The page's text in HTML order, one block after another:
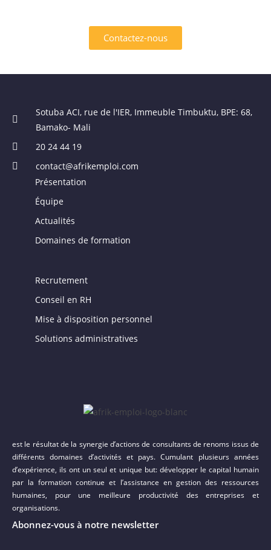
Contactez-nous
Sotuba ACI, rue de l'IER, Immeuble Timbuktu, BPE: 68,
Bamako- Mali
20 24 44 19
contact@afrikemploi.com
Présentation
Équipe
Actualités
Domaines de formation
Recrutement
Conseil en RH
Mise à disposition personnel
Solutions administratives
est le résultat de la synergie d’actions de consultants de renoms issus de
différents domaines d’activités et pays. Cumulant plusieurs années
d’expérience, ils ont un seul et unique but: développer le capital humain
par la formation continue et l’assistance en gestion des ressources
humaines, pour une meilleure productivité des entreprises et
organisations.
Abonnez-vous à notre newsletter